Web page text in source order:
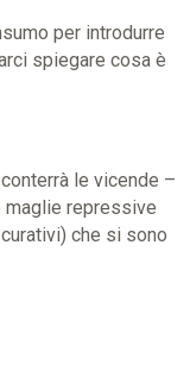
per introdurre
spiegare cosa è
le vicende –
maglie repressive
che si sono